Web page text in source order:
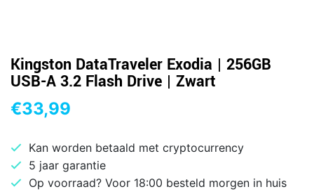
Kingston DataTraveler Exodia | 256GB
USB-A 3.2 Flash Drive | Zwart
€33,99
Kan worden betaald met cryptocurrency
5 jaar garantie
Op voorraad? Voor 18:00 besteld morgen in huis